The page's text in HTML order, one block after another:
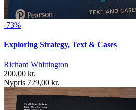
-73%
Exploring Strategy, Text & Cases
Richard Whittington
200,00 kr.
Nypris 729,00 kr.